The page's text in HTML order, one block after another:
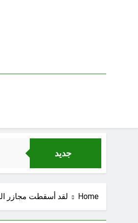
جديد
Home لقد أسقطت مجازر